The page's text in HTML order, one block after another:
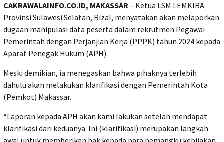
CAKRAWALAINFO.CO.ID, MAKASSAR– Ketua LSM LEMKIRA
Provinsi Sulawesi Selatan, Rizal, menyatakan akan melaporkan
dugaan manipulasi data peserta dalam rekrutmen Pegawai
Pemerintah dengan Perjanjian Kerja (PPPK) tahun 2024 kepada
Aparat Penegak Hukum (APH).
Meski demikian, ia menegaskan bahwa pihaknya terlebih
dahulu akan melakukan klarifikasi dengan Pemerintah Kota
(Pemkot) Makassar.
“Laporan kepada APH akan kami lakukan setelah mendapat
klarifikasi dari keduanya. Ini (klarifikasi) merupakan langkah